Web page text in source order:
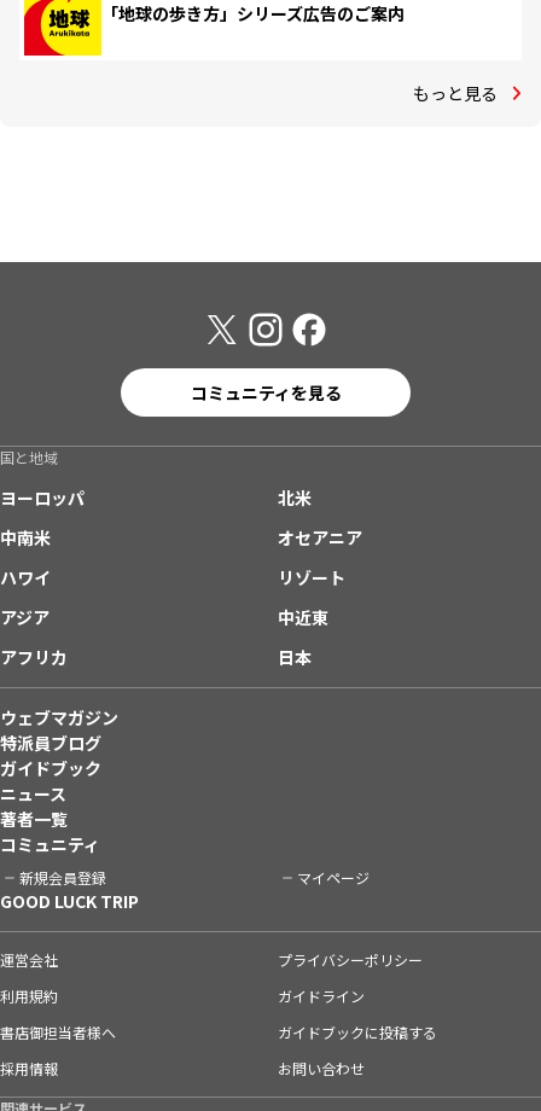
「地球の歩き方」シリーズ広告のご案内
もっと見る
コミュニティを見る
国と地域
ヨーロッパ
北米
中南米
オセアニア
ハワイ
リゾート
アジア
中近東
アフリカ
日本
ウェブマガジン
特派員ブログ
ガイドブック
ニュース
著者一覧
コミュニティ
新規会員登録 マイページ
GOOD LUCK TRIP
運営会社
プライバシーポリシー
利用規約
ガイドライン
書店御担当者様へ
ガイドブックに投稿する
採用情報
お問い合わせ